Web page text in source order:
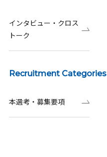
インタビュー・クロス
トーク
Recruitment Categories
本選考・募集要項